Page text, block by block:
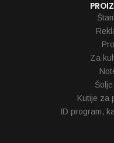
Za
Kutije za
ID program,